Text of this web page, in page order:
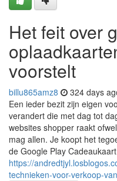
Het feit over
voorstelt
billu865amz8 324 days
Een ieder bezit zijn eigen
verandert die met dag tot
websites shopper raakt
mag allen. Je koopt het
de Google Play
https://
technieken-voor-verkoop-